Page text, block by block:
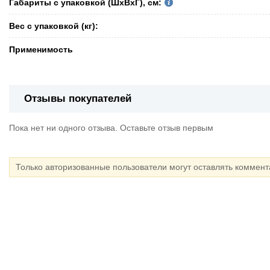
Габариты с упаковкой (ШxВxГ), см:
Вес с упаковкой (кг):
Применимость
Отзывы покупателей
Пока нет ни одного отзыва. Оставьте отзыв первым
Только авторизованные пользователи могут оставлять